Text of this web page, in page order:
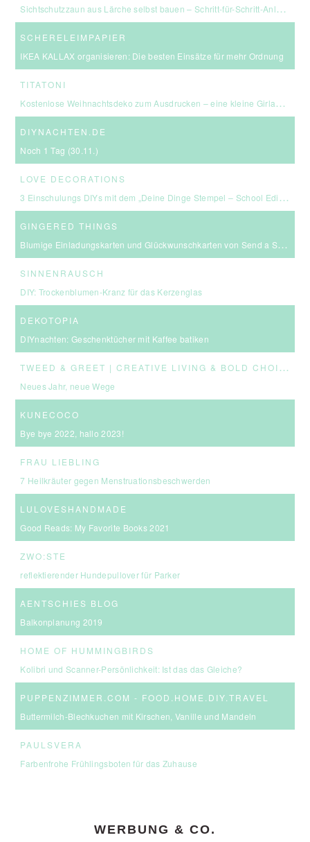
Sichtschutzzaun aus Lärche selbst bauen – Schritt-für-Schritt-Anleitung & Kosten
SCHERELEIMPAPIER
IKEA KALLAX organisieren: Die besten Einsätze für mehr Ordnung
TITATONI
Kostenlose Weihnachtsdeko zum Ausdrucken – eine kleine Girlande für euer Zuhause ☆
DIYNACHTEN.DE
Noch 1 Tag (30.11.)
LOVE DECORATIONS
3 Einschulungs DIYs mit dem „Deine Dinge Stempel – School Edition“ #BackToSchool + Gewinnspiel
GINGERED THINGS
Blumige Einladungskarten und Glückwunschkarten von Send a Smile
SINNENRAUSCH
DIY: Trockenblumen-Kranz für das Kerzenglas
DEKOTOPIA
DIYnachten: Geschenktücher mit Kaffee batiken
T
WEED & GREET | CREATIVE LIVING & BOLD CHOICES
Neues Jahr, neue Wege
KUNECOCO
Bye bye 2022, hallo 2023!
FRAU LIEBLING
7 Heilkräuter gegen Menstruationsbeschwerden
LULOVESHANDMADE
Good Reads: My Favorite Books 2021
ZWO:STE
reflektierender Hundepullover für Parker
AENTSCHIES BLOG
Balkonplanung 2019
HOME OF HUMMINGBIRDS
Kolibri und Scanner-Persönlichkeit: Ist das das Gleiche?
PUPPENZIMMER.COM - FOOD.HOME.DIY.TRAVEL
Buttermilch-Blechkuchen mit Kirschen, Vanille und Mandeln
PAULSVERA
Farbenfrohe Frühlingsboten für das Zuhause
WERBUNG & CO.